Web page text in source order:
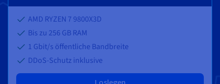
AMD RYZEN 7 9800X3D
Bis zu 256 GBRAM
1 Gbit/s öffentliche Bandbreite
DDoS-Schutz inklusive